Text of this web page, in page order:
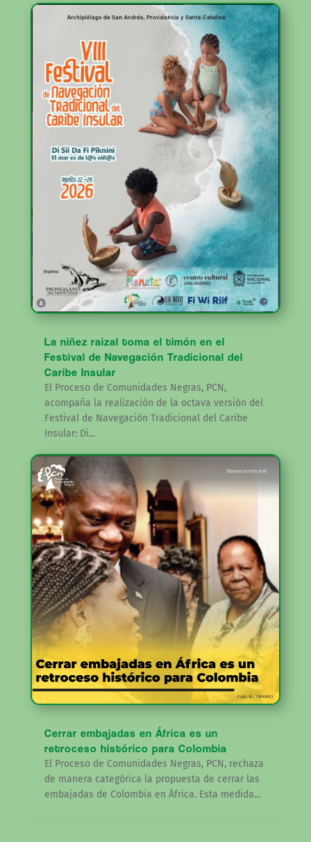
La niñez raizal toma el timón en el
Festival de Navegación Tradicional del
Caribe Insular
El Proceso de Comunidades Negras, PCN,
acompaña la realización de la octava versión del
Festival de Navegación Tradicional del Caribe
Insular: Di...
Cerrar embajadas en África es un
retroceso histórico para Colombia
El Proceso de Comunidades Negras, PCN, rechaza
de manera categórica la propuesta de cerrar las
embajadas de Colombia en África. Esta medida...